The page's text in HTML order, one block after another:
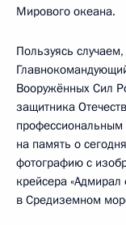
Мирового океана.
Пользуясь
Вооружённых Сил
защитника
на память о
фотографию с
крейсера
в Средиземном